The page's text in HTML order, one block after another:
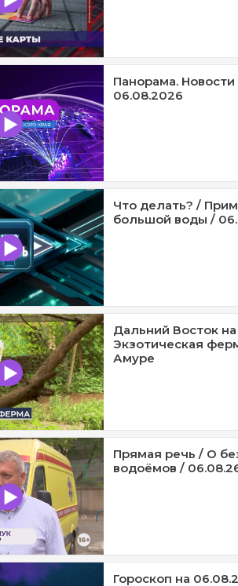
Панорама.
06.08.2026
Что делать? /
большой воды /
Дальний Восток
Экзотическая
Амуре
Прямая речь / О
водоёмов /
Гороскоп на